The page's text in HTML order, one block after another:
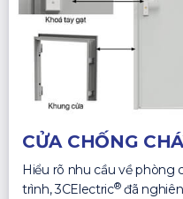
CỬA CHỐNG
Hiểu rõ nhu cầu về phòng
trình, 3CElectric®đã